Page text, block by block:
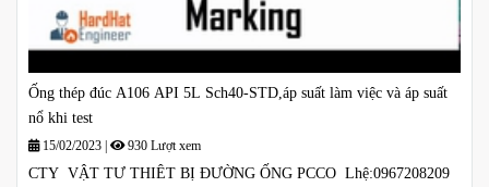
Ống thép đúc A106 API 5L Sch40-STD,áp suất làm việc và áp suất
nổ khi test
15/02/2023 | 930 Lượt xem
CTY VẬT TƯ THIÊT BỊ ĐƯỜNG ỐNG PCCO Lhệ:0967208209